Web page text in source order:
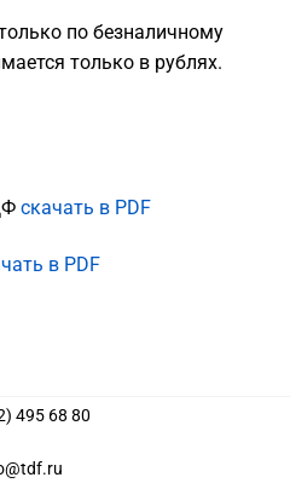
по безналичному
только в рублях.
скачать в PDF
в PDF
495 68 80